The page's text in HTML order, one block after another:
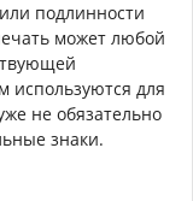
подлинности
может любой
используются для
не обязательно
знаки.